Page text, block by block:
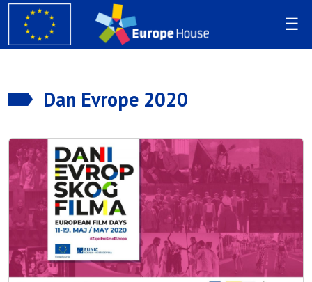
Dan Evrope 2020